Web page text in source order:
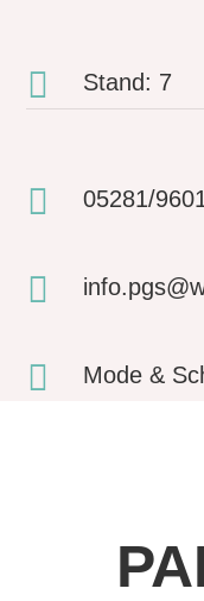
 Stand: 7
 05281/

 Mode &